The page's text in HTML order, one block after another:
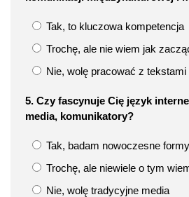
Tak, to kluczowa kompetencja
Trochę, ale nie wiem jak
Nie, wolę pracować z
5. Czy fascynuje Cię język
media, komunikatory?
Tak, badam nowoczesne
Trochę, ale niewiele o tym
Nie, wolę tradycyjne media